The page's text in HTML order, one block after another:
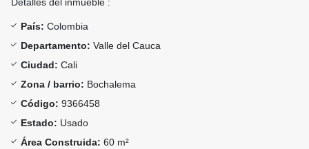
País: Colombia
Departamento: Valle del Cauca
Ciudad: Cali
Zona / barrio: Bochalema
Código: 9366458
Estado: Usado
Área Construida: 60 m²